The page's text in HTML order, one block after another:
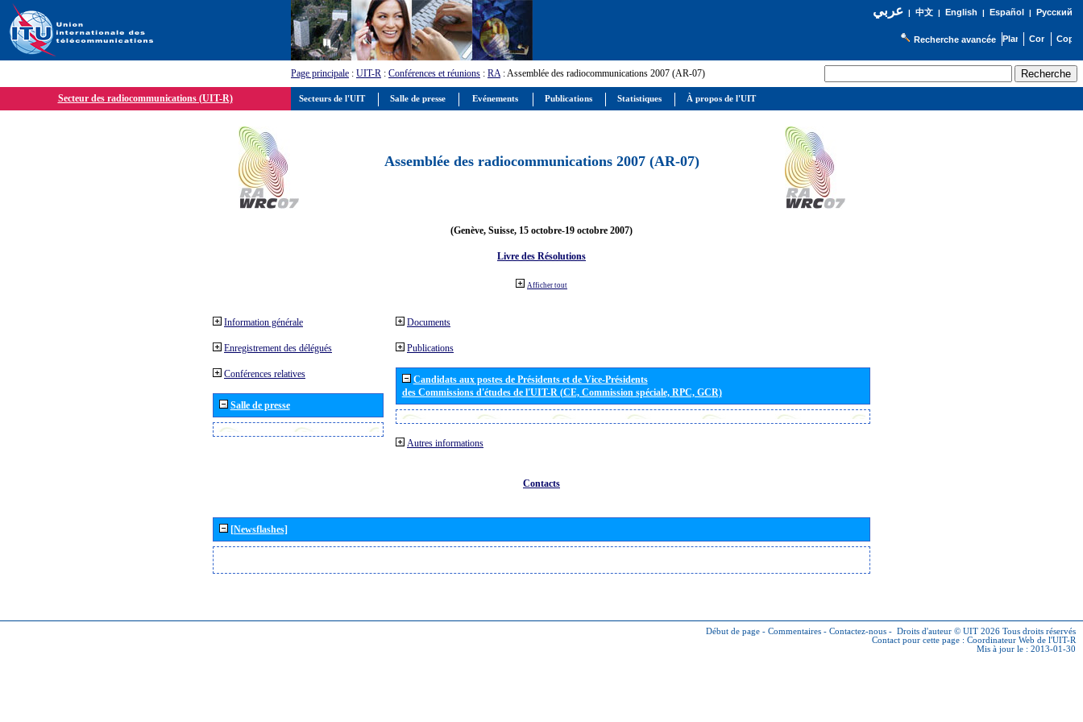
عربي| 中文| English | Español | Русский
Recherche avancée
Page principale : UIT-R : Conférences et réunions : RA: Assemblée des radiocommunications 2007 (AR-07)
Secteur des radiocommunications (UIT-R)
Assemblée des radiocommunications 2007 (AR-07)
(Genève, Suisse, 15 octobre-19 octobre 2007)
Livre des Résolutions
Afficher tout
Information générale
Enregistrement des délégués
Conférences relatives
Salle de presse
Documents
Publications
Candidats aux postes de Présidents et de Vice-Présidents
des Commissions d'études de l'UIT-R (CE, Commission spéciale, RPC, GCR)
Autres informations
Contacts
[Newsflashes]
Début de page - Commentaires - Contactez-nous - Droits d'auteur © UIT 2026 Tous droits réservés
Contact pour cette page : Coordinateur Web de l'UIT-R
Mis à jour le : 2013-01-30
Secteurs de l'UIT Salle de presse Evénements Publications Statistiques À propos de l'UIT